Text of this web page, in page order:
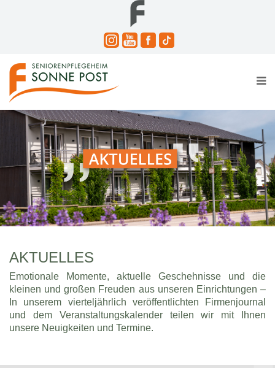
AKTUELLES
Emotionale Momente, aktuelle Geschehnisse und die
kleinen und großen Freuden aus unseren Einrichtungen –
In unserem vierteljährlich veröffentlichten Firmenjournal
und dem Veranstaltungskalender teilen wir mit Ihnen
unsere Neuigkeiten und Termine.